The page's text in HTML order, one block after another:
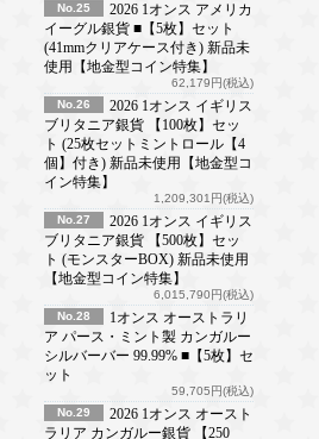
No.25
2026 1オンス アメリカ
イーグル銀貨 ■【5枚】セット
(41mmクリアケース付き) 新品未
使用【地金型コイン特集】
62,179円(税込)
No.26
2026 1オンス イギリス
ブリタニア銀貨 【100枚】セッ
ト (25枚セットミントロール【4
個】付き) 新品未使用【地金型コ
イン特集】
1,209,301円(税込)
No.27
2026 1オンス イギリス
ブリタニア銀貨 【500枚】セッ
ト (モンスターBOX) 新品未使用
【地金型コイン特集】
6,015,790円(税込)
No.28
1オンス オーストラリ
ア パース・ミント製 カンガルー
シルバーバー 99.99% ■【5枚】セ
ット
59,705円(税込)
No.29
2026 1オンス オースト
ラリア カンガルー銀貨 【250